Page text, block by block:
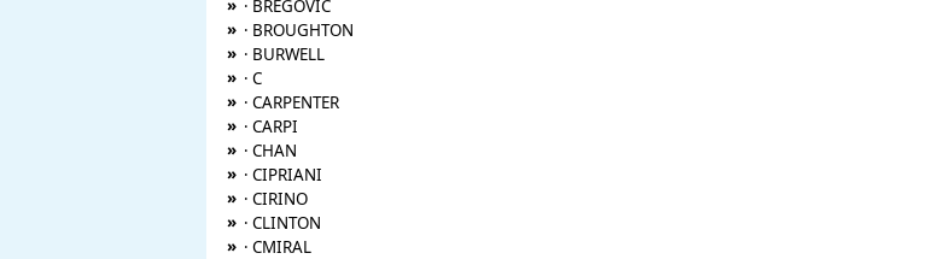
» · BREGOVIC
» · BROUGHTON
» · BURWELL
» · C
» · CARPENTER
» · CARPI
» · CHAN
» · CIPRIANI
» · CIRINO
» · CLINTON
» · CMIRAL